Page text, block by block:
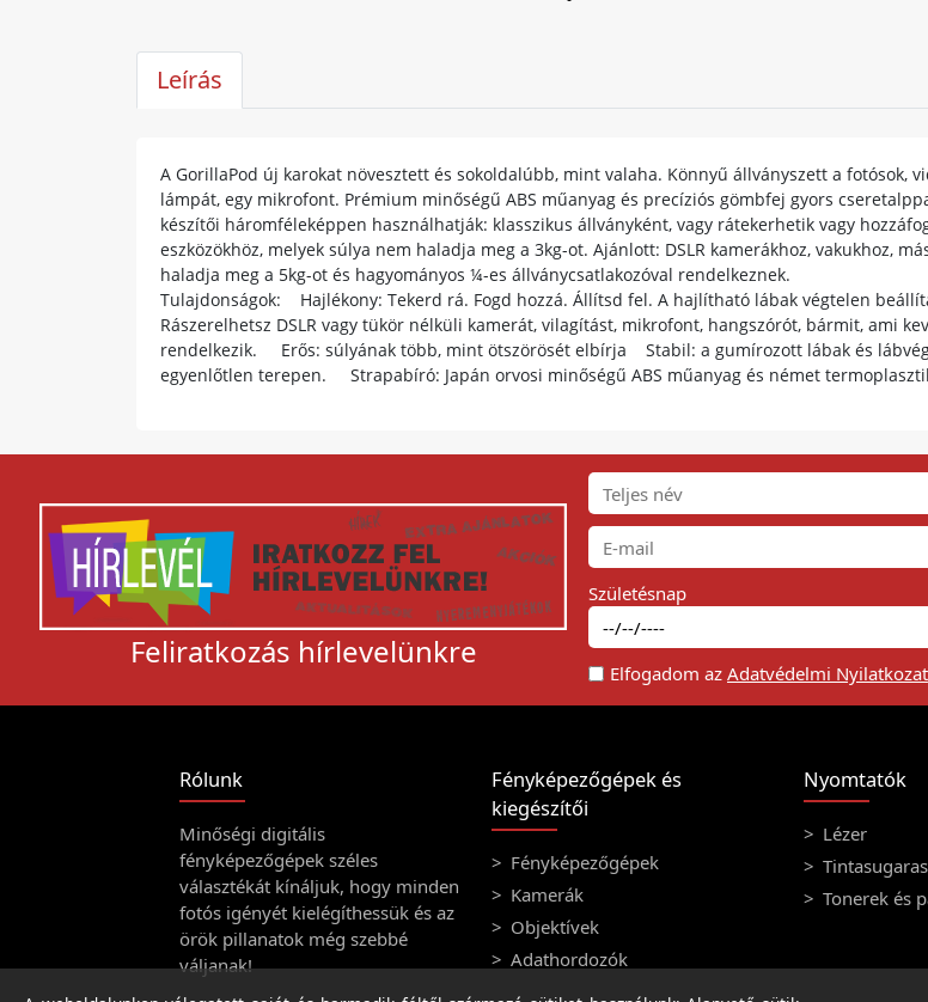
Leírás
A GorillaPod új karokat növesztett és sokoldalúbb, mint valaha. Könnyű állványszett a fotósok,
lámpát, egy mikrofont. Prémium minőségű ABS műanyag és precíziós gömbfej gyors
készítői háromféleképpen használhatják: klasszikus állványként, vagy rátekerhetik vagy
eszközökhöz, melyek súlya nem haladja meg a 3kg-ot. Ajánlott: DSLR kamerákhoz, vakukhoz,
haladja meg a 5kg-ot és hagyományos ¼-es állványcsatlakozóval rendelkeznek.
Tulajdonságok: Hajlékony: Tekerd rá. Fogd hozzá. Állítsd fel. A hajlítható lábak végtelen
Rászerelhetsz DSLR vagy tükör nélküli kamerát, vilagítást, mikrofont, hangszórót, bármit, ami
rendelkezik. Erős: súlyának több, mint ötszörösét elbírja Stabil: a gumírozott lábak és
egyenlőtlen terepen. Strapabíró: Japán orvosi minőségű ABS műanyag és német
Feliratkozás hírlevelünkre
Születésnap
Elfogadom az Adatvédelmi Nyilatkozat
Rólunk
Minőségi digitális
fényképezőgépek széles
választékát kínáljuk, hogy minden
fotós igényét kielégíthessük és az
örök pillanatok még szebbé
váljanak!
Fényképezőgépek és
kiegészítői
Fényképezőgépek
Kamerák
Objektívek
Adathordozók
Nyomtatók
Lézer
Tintasugaras
Tonerek és